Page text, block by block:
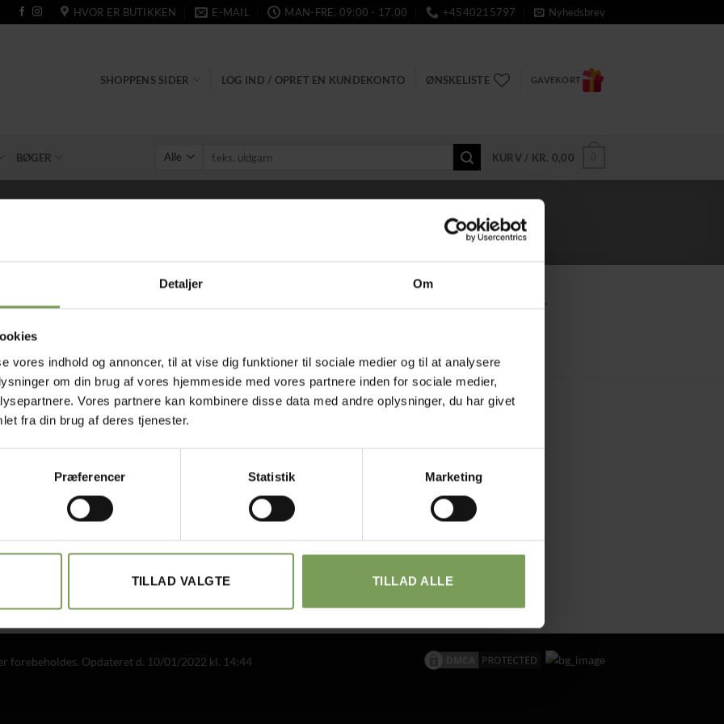
Detaljer Om
vores indhold og annoncer, til at vise dig funktioner til sociale medier og til at analysere
om din brug af vores hjemmeside med vores partnere inden for sociale medier,
Vores partnere kan kombinere disse data med andre oplysninger, du har givet
fra din brug af deres tjenester.
Præferencer Statistik Marketing
TILLAD VALGTE TILLAD ALLE
HVOR ER BUTIKKEN E-MAIL MAN-FRE. 09:00 - 17.00 +4540215797 Nyhedsbrev
SHOPPENS SIDER LOG IND / OPRET EN KUNDEKONTO ØNSKELISTE GAVEKORT
BØGER
Søg
KURV / KR. 0,00
means that we don’t have a place for the uncategorized yet. Please disregard the uncategorized.
valg.
med småt…
ORDRE
service
Hurtig
forebeholdes. Opdateret d. 10/01/2022 kl. 14:44